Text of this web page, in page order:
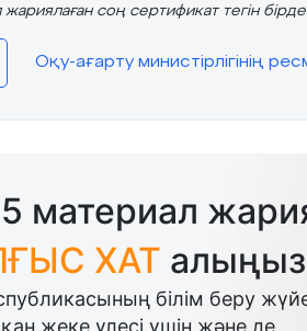
соң сертификат тегін
Оқу-ағарту министірлігінің
материал
ХАТ
білім беру
жеке үлесі үшін және де